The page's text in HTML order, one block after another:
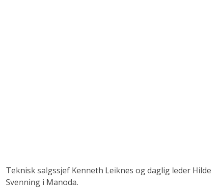
Teknisk salgssjef Kenneth Leiknes og daglig leder Hilde
Svenning i Manoda.